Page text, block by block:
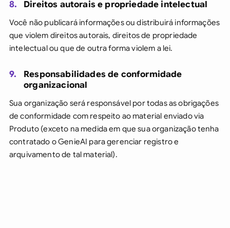
8. Direitos autorais e propriedade intelectual
Você não publicará informações ou distribuirá informações
que violem direitos autorais, direitos de propriedade
intelectual ou que de outra forma violem a lei.
9.
Responsabilidades de conformidade
organizacional
Sua organização será responsável por todas as obrigações
de conformidade com respeito ao material enviado via
Produto (exceto na medida em que sua organização tenha
contratado o GenieAI para gerenciar registro e
arquivamento de tal material).